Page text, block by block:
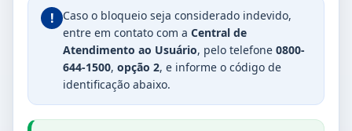
!
Caso o bloqueio seja considerado indevido,
entre em contato com a Central de
Atendimento ao Usuário, pelo telefone 0800-
644-1500, opção 2, e informe o código de
identificação abaixo.